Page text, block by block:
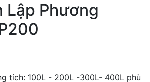
Lập Phương
tích: 100L - 200L -300L- 400L phù